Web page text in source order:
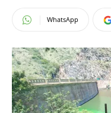
WhatsApp